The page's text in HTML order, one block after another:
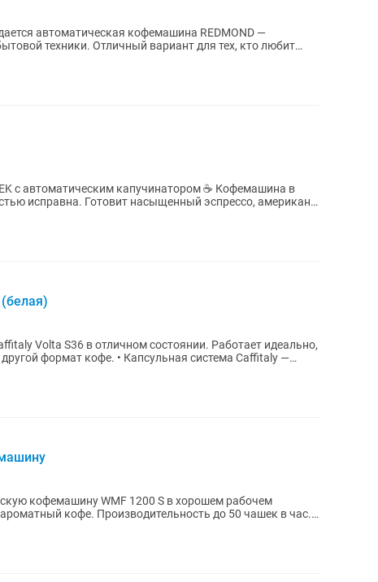
автоматическая кофемашина REDMOND —
техники. Отличный вариант для тех, кто любит
капучинатором ☕ Кофемашина в
исправна. Готовит насыщенный эспрессо, американо,
Volta S36 в отличном состоянии. Работает идеально,
Капсульная система Caffitaly —
кофемашину WMF 1200 S в хорошем рабочем
кофе. Производительность до 50 чашек в час.